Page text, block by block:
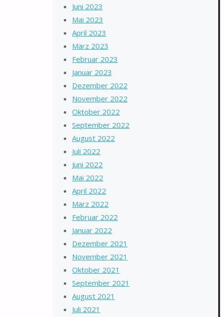
Juni 2023
Mai 2023
April 2023
März 2023
Februar 2023
Januar 2023
Dezember 2022
November 2022
Oktober 2022
September 2022
August 2022
Juli 2022
Juni 2022
Mai 2022
April 2022
März 2022
Februar 2022
Januar 2022
Dezember 2021
November 2021
Oktober 2021
September 2021
August 2021
Juli 2021